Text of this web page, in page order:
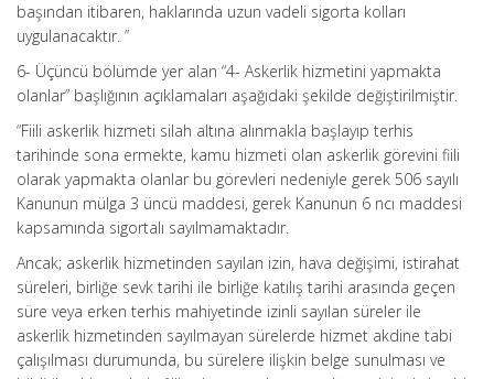
başından itibaren, haklarında uzun vadeli sigorta kolları
uygulanacaktır. ”
6- Üçüncü bölümde yer alan “4- Askerlik hizmetini yapmakta
olanlar” başlığının açıklamaları aşağıdaki şekilde değiştirilmiştir.
“Fiili askerlik hizmeti silah altına alınmakla başlayıp terhis
tarihinde sona ermekte, kamu hizmeti olan askerlik görevini fiili
olarak yapmakta olanlar bu görevleri nedeniyle gerek 506 sayılı
Kanunun mülga 3 üncü maddesi, gerek Kanunun 6 ncı maddesi
kapsamında sigortalı sayılmamaktadır.
Ancak; askerlik hizmetinden sayılan izin, hava değişimi, istirahat
süreleri, birliğe sevk tarihi ile birliğe katılış tarihi arasında geçen
süre veya erken terhis mahiyetinde izinli sayılan süreler ile
askerlik hizmetinden sayılmayan sürelerde hizmet akdine tabi
çalışılması durumunda, bu sürelere ilişkin belge sunulması ve